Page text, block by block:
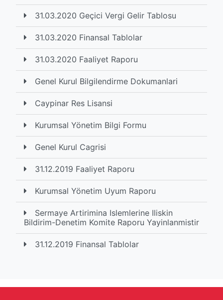
31.03.2020 Geçici Vergi Gelir Tablosu
31.03.2020 Finansal Tablolar
31.03.2020 Faaliyet Raporu
Genel Kurul Bilgilendirme Dokumanlari
Caypinar Res Lisansi
Kurumsal Yönetim Bilgi Formu
Genel Kurul Cagrisi
31.12.2019 Faaliyet Raporu
Kurumsal Yönetim Uyum Raporu
Sermaye Artirimina Islemlerine Iliskin
Bildirim-Denetim Komite Raporu Yayinlanmistir
31.12.2019 Finansal Tablolar